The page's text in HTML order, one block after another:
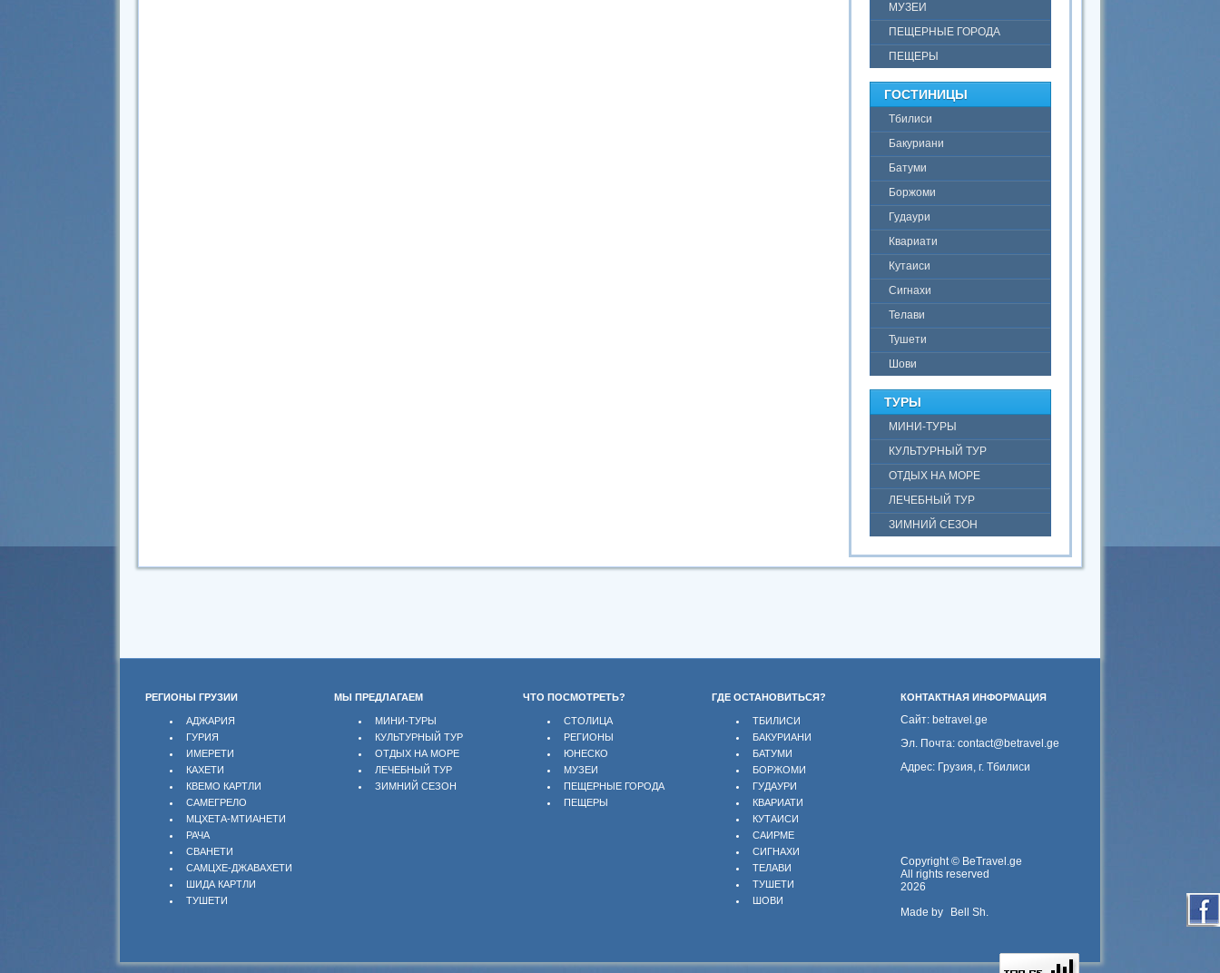
МУЗЕИ
ПЕЩЕРНЫЕ ГОРОДА
ПЕЩЕРЫ
ГОСТИНИЦЫ
Тбилиси
Бакуриани
Батуми
Боржоми
Гудаури
Квариати
Кутаиси
Сигнахи
Телави
Тушети
Шови
ТУРЫ
МИНИ-ТУРЫ
КУЛЬТУРНЫЙ ТУР
ОТДЫХ НА МОРЕ
ЛЕЧЕБНЫЙ ТУР
ЗИМНИЙ СЕЗОН
РЕГИОНЫ ГРУЗИИ МЫ ПРЕДЛАГАЕМ ЧТО ПОСМОТРЕТЬ? ГДЕ ОСТАНОВИТЬСЯ? КОНТАКТНАЯ ИНФОРМАЦИЯ
АДЖАРИЯ
ГУРИЯ
ИМЕРЕТИ
КАХЕТИ
КВЕМО КАРТЛИ
САМЕГРЕЛО
МЦХЕТА-МТИАНЕТИ
РАЧА
СВАНЕТИ
САМЦХЕ-ДЖАВАХЕТИ
ШИДА КАРТЛИ
ТУШЕТИ
МИНИ-ТУРЫ
КУЛЬТУРНЫЙ ТУР
ОТДЫХ НА МОРЕ
ЛЕЧЕБНЫЙ ТУР
ЗИМНИЙ СЕЗОН
СТОЛИЦА
РЕГИОНЫ
ЮНЕСКО
МУЗЕИ
ПЕЩЕРНЫЕ ГОРОДА
ПЕЩЕРЫ
ТБИЛИСИ
БАКУРИАНИ
БАТУМИ
БОРЖОМИ
ГУДАУРИ
КВАРИАТИ
КУТАИСИ
САИРМЕ
СИГНАХИ
ТЕЛАВИ
ТУШЕТИ
ШОВИ
Сайт: betravel.ge
Эл. Почта: contact@betravel.ge
Адрес: Грузия, г. Тбилиси
Copyright © BeTravel.ge
All rights reserved
2026
Made by
Bell Sh.